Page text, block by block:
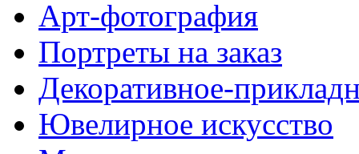
Арт-фотография
Портреты на заказ
Декоративное-
Ювелирное искусство